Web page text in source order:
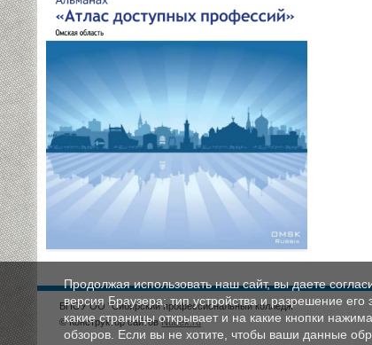
БПОУ ОО "Сибирский профессиональный колледж"
© Конструктор сайтовNubex.ru
Продолжая использовать наш сайт, вы даете
версия Браузера; тип устройства и разрешение
какие страницы открывает и на какие кнопки
обзоров. Если вы не хотите, чтобы ваши данные